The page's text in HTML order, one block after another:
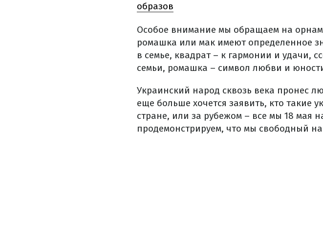
образов
Особое внимание мы обращаем на
ромашка или мак имеют определенное
в семье, квадрат – к гармонии и удачи,
семьи, ромашка – символ любви и
Украинский народ сквозь века пронес
еще больше хочется заявить, кто
стране, или за рубежом – все мы 18 мая
продемонстрируем, что мы свободный